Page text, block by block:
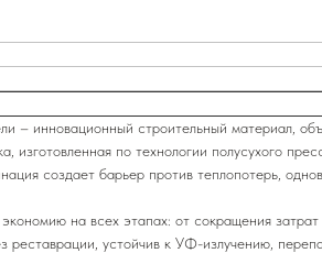
– инновационный строительный материал,
изготовленная по технологии полусухого
создает барьер против теплопотерь,
экономию на всех этапах: от сокращения
реставрации, устойчив к УФ-излучению,